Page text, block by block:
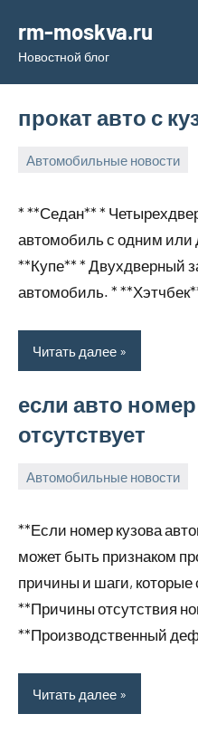
содержимому
rm-moskva.ru
Новостной блог
прокат авто с
Автомобильные новости
2024
* **Седан** *
автомобиль с одним
**Купе** * Двухдверный
автомобиль. *
Читать далее
если авто
отсутствует
Автомобильные новости
2024
**Если номер кузова
может быть признаком
причины и шаги, которые
**Причины отсутствия
**Производственный
Читать далее